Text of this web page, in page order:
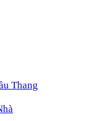
Thang